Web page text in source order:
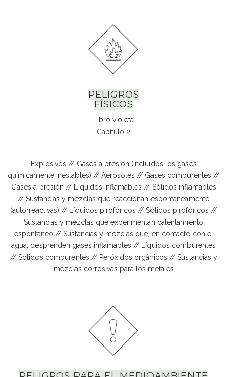
PELIGROS
FÍSICOS
Libro violeta
Capítulo 2
Explosivos // Gases a presión (incluidos los gases
químicamente inestables) // Aerosoles // Gases comburentes //
Gases a presión // Líquidos inflamables // Sólidos inflamables
// Sustancias y mezclas que reaccionan espontáneamente
(autorreactivas) // Líquidos pirofóricos // Sólidos pirofóricos //
Sustancias y mezclas que experimentan calentamiento
espontáneo // Sustancias y mezclas que, en contacto con el
agua, desprenden gases inflamables // Líquidos comburentes
// Sólidos comburentes // Peróxidos orgánicos // Sustancias y
mezclas corrosivas para los metales